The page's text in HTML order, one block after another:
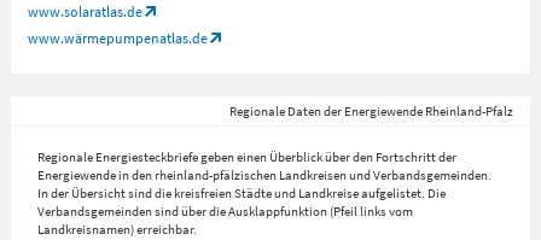
www.solaratlas.de
www.wärmepumpenatlas.de
Regionale Daten der Energiewende Rheinland-Pfalz
Regionale Energiesteckbriefe geben einen Überblick über den Fortschritt der
Energiewende in den rheinland-pfälzischen Landkreisen und Verbandsgemeinden.
In der Übersicht sind die kreisfreien Städte und Landkreise aufgelistet. Die
Verbandsgemeinden sind über die Ausklappfunktion (Pfeil links vom
Landkreisnamen) erreichbar.